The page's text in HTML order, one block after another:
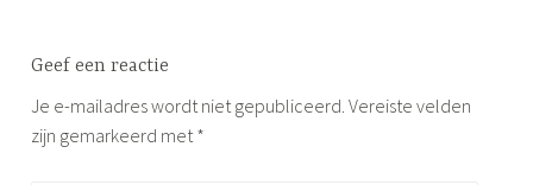
Geef een reactie
Je e-mailadres wordt niet gepubliceerd. Vereiste velden
zijn gemarkeerd met*